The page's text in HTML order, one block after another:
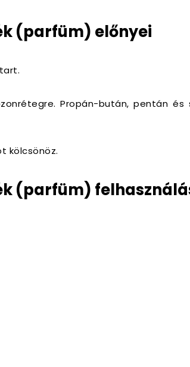
(parfüm) előnyei
Propán-bután, pentán és
kölcsönöz.
(parfüm)